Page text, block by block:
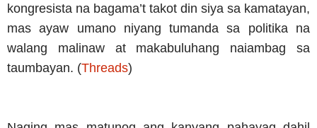
kongresista na bagama’t takot din siya sa kamatayan,
mas ayaw umano niyang tumanda sa politika na
walang malinaw at makabuluhang naiambag sa
taumbayan. (Threads)